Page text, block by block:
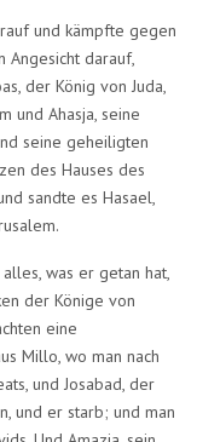
und kämpfte gegen
Angesicht darauf,
der König von Juda,
und Ahasja, seine
seine geheiligten
des Hauses des
sandte es Hasael,
was er getan hat,
der Könige von
eine
Millo, wo man nach
und Josabad, der
und er starb; und man